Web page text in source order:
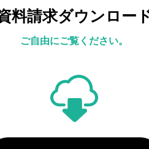
料請求ダウンロー
ご自由にご覧ください。